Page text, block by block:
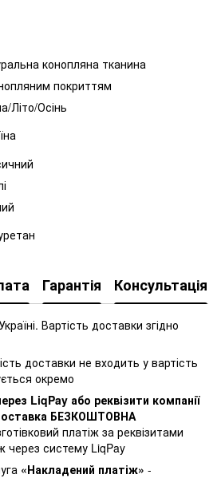
конопляна тканина
покриттям
Літо/Осінь
Гарантія Консультація
Вартість доставки згідно
доставки не входить у вартість
окремо
LiqPay або реквізити компанії
БЕЗКОШТОВНА
платіж за реквізитами
через систему LiqPay
«Накладений платіж» -